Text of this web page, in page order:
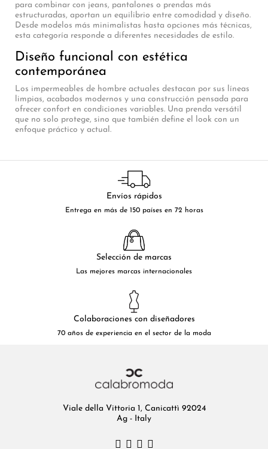
para combinar con jeans, pantalones o prendas más
estructuradas, aportan un equilibrio entre comodidad y diseño.
Desde modelos más minimalistas hasta opciones más técnicas,
esta categoría responde a diferentes necesidades de estilo.
Diseño funcional con estética
contemporánea
Los impermeables de hombre actuales destacan por sus líneas
limpias, acabados modernos y una construcción pensada para
ofrecer confort en condiciones variables. Una prenda versátil
que no solo protege, sino que también define el look con un
enfoque práctico y actual.
Envíos rápidos
Entrega en más de 150 países en 72 horas
Selección de marcas
Las mejores marcas internacionales
Colaboraciones con diseñadores
70 años de experiencia en el sector de la moda
Viale della Vittoria 1, Canicattì 92024
Ag - Italy